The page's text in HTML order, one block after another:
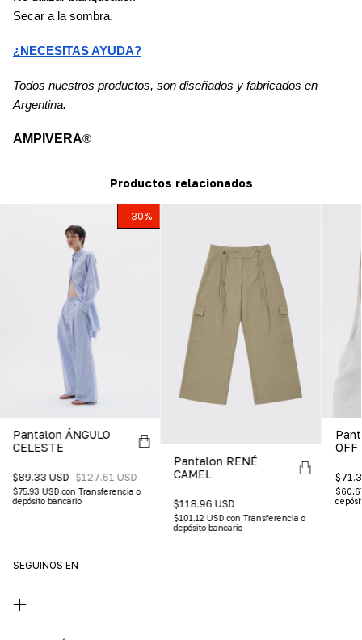
Secar a la sombra.
¿NECESITAS AYUDA?
Todos nuestros productos, son diseñados y fabricados en
Argentina.
AMPIVERA®
Productos relacionados
-30%
Pantalon ÁNGULO
CELESTE
$89.33 USD $127.61 USD
$75.93 USDcon Transferencia o
depósito bancario
Pantalon RENÉ
CAMEL
$118.96 USD
$101.12 USDcon Transferencia o
depósito bancario
OFF
SEGUINOS EN